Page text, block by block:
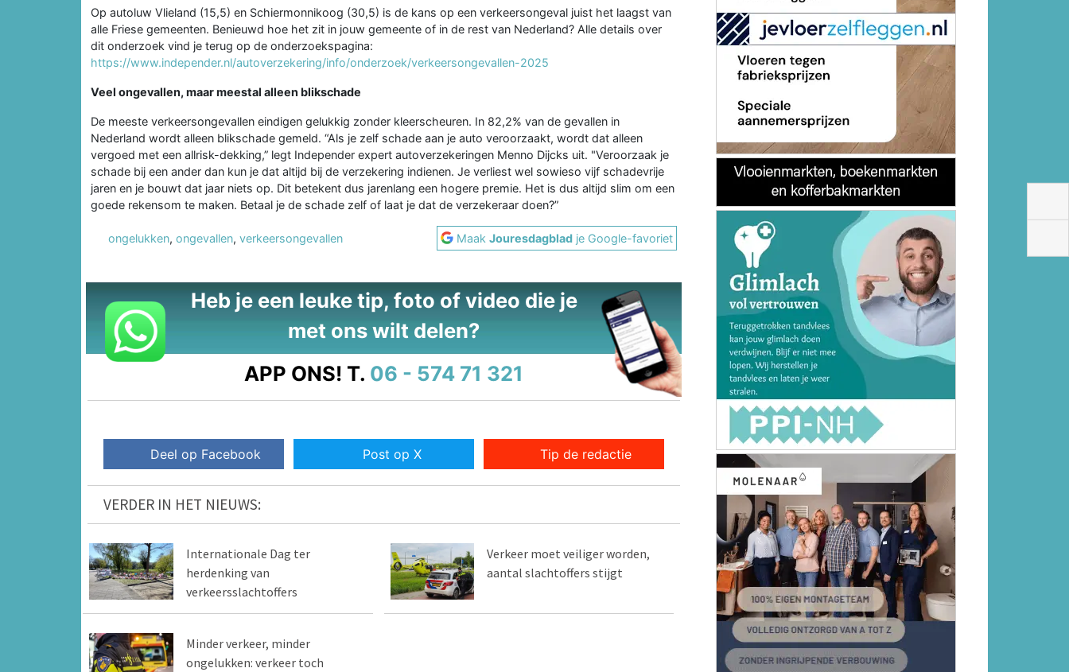
Op autoluw Vlieland (15,5) en Schiermonnikoog (30,5) is de kans op een verkeersongeval juist het laagst van
alle Friese gemeenten. Benieuwd hoe het zit in jouw gemeente of in de rest van Nederland? Alle details over
dit onderzoek vind je terug op de onderzoekspagina:
https://www.independer.nl/autoverzekering/info/onderzoek/verkeersongevallen-2025
Veel ongevallen, maar meestal alleen blikschade
De meeste verkeersongevallen eindigen gelukkig zonder kleerscheuren. In 82,2% van de gevallen in
Nederland wordt alleen blikschade gemeld. “Als je zelf schade aan je auto veroorzaakt, wordt dat alleen
vergoed met een allrisk-dekking,” legt Independer expert autoverzekeringen Menno Dijcks uit. "Veroorzaak je
schade bij een ander dan kun je dat altijd bij de verzekering indienen. Je verliest wel sowieso vijf schadevrije
jaren en je bouwt dat jaar niets op. Dit betekent dus jarenlang een hogere premie. Het is dus altijd slim om een
goede rekensom te maken. Betaal je de schade zelf of laat je dat de verzekeraar doen?”
ongelukken, ongevallen, verkeersongevallen MaakJouresdagblad je Google-favoriet
Heb je een leuke tip, foto of video die je
met ons wilt delen?
APP ONS! T. 06 - 574 71 321
Deel op Facebook Post op X Tip de redactie
VERDER IN HET NIEUWS:
Internationale Dag ter
herdenking van
verkeersslachtoffers
Verkeer moet veiliger worden,
aantal slachtoffers stijgt
Minder verkeer, minder
ongelukken: verkeer toch